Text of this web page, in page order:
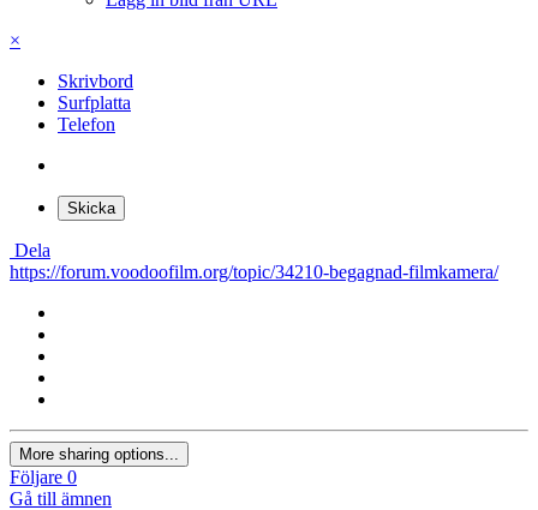
×
Skrivbord
Surfplatta
Telefon
Skicka
Dela
https://forum.voodoofilm.org/topic/34210-begagnad-filmkamera/
More sharing options...
Följare 0
Gå till ämnen